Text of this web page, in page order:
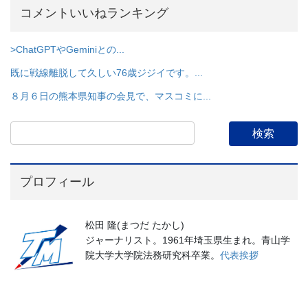
コメントいいねランキング
>ChatGPTやGeminiとの...
既に戦線離脱して久しい76歳ジジイです。...
８月６日の熊本県知事の会見で、マスコミに...
プロフィール
松田 隆(まつだ たかし)
ジャーナリスト。1961年埼玉県生まれ。青山学
院大学大学院法務研究科卒業。 代表挨拶